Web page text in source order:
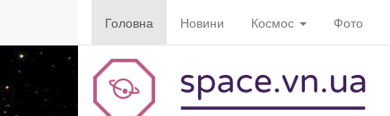
Головна Новини Космос Фото